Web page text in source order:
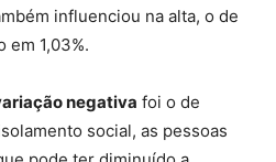
influenciou na alta, o de
em 1,03%.
negativa foi o de
social, as pessoas